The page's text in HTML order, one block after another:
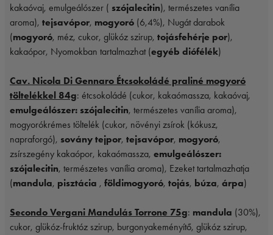
kakaóvaj, emulgeálószer ( szójalecitin), természetes vanília
aroma), tejsavópor, mogyoró (6,4%), Nugát darabok
(mogyoró, méz, cukor, glükóz szirup, tojásfehérje por),
kakaópor, Nyomokban tartalmazhat (egyéb diófélék)
Cav. Nicola Di Gennaro Étcsokoládé praliné mogyoró
töltelékkel 84g: étcsokoládé (cukor, kakaómassza, kakaóvaj,
emulgeálószer: szójalecitin, természetes vanília aroma),
mogyorókrémes töltelék (cukor, növényi zsírok (kókusz,
napraforgó), sovány tejpor, tejsavópor, mogyoró,
zsírszegény kakaópor, kakaómassza, emulgeálószer:
szójalecitin, természetes vanília aroma), Ezeket tartalmazhatja
(mandula, pisztácia , földimogyoró, tojás, búza, árpa)
Secondo Vergani Mandulás Torrone 75g: mandula (30%),
cukor, glükóz-fruktóz szirup, burgonyakeményítő, glükóz szirup,